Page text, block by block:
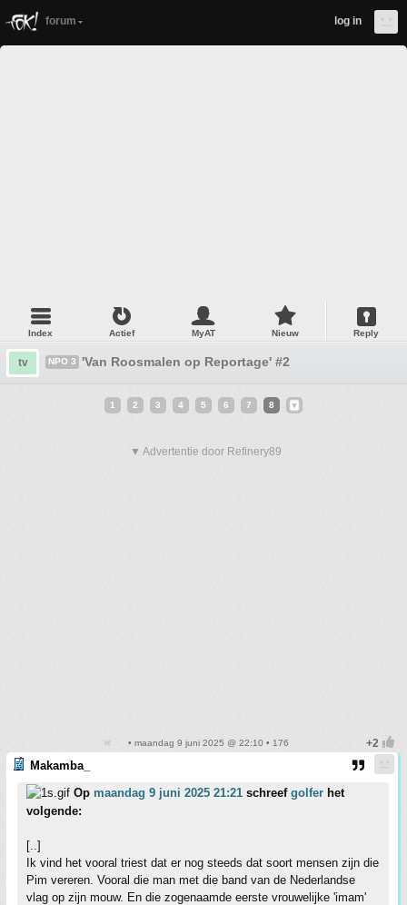
forum log in
Index Actief MyAT Nieuw Reply
tv NPO 3 'Van Roosmalen op Reportage' #2
1 2 3 4 5 6 7 8
▼ Advertentie door Refinery89
• maandag 9 juni 2025 @ 22:10 • 176
Makamba_
Op maandag 9 juni 2025 21:21 schreef golfer het
volgende:
[..]
Ik vind het vooral triest dat er nog steeds dat soort mensen zijn die
Pim vereren. Vooral die man met die band van de Nederlandse
vlag op zijn mouw. En die zogenaamde eerste vrouwelijke 'imam'